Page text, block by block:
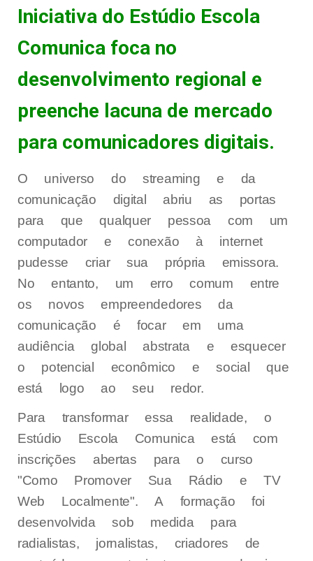
Iniciativa do Estúdio Escola
Comunica foca no
desenvolvimento regional e
preenche lacuna de mercado
para comunicadores digitais.
O universo do streaming e da
comunicação digital abriu as portas
para que qualquer pessoa com um
computador e conexão à internet
pudesse criar sua própria emissora.
No entanto, um erro comum entre
os novos empreendedores da
comunicação é focar em uma
audiência global abstrata e esquecer
o potencial econômico e social que
está logo ao seu redor.
Para transformar essa realidade, o
Estúdio Escola Comunica está com
inscrições abertas para o curso
"Como Promover Sua Rádio e TV
Web Localmente". A formação foi
desenvolvida sob medida para
radialistas, jornalistas, criadores de